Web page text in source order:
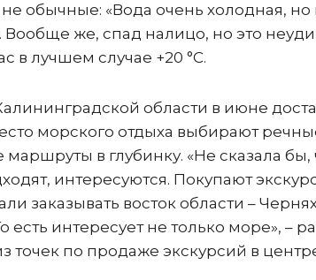
не обычные: «Вода очень холодная,
же, спад налицо, но это
в лучшем случае +20 °С.
области в июне
морского отдыха выбирают
в глубинку. «Не сказала
интересуются. Покупают
заказывать восток области –
интересует не только море», –
точек по продаже экскурсий в